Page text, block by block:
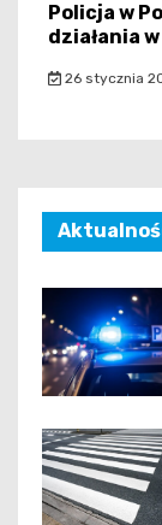
Policja w
działania
26 stycznia